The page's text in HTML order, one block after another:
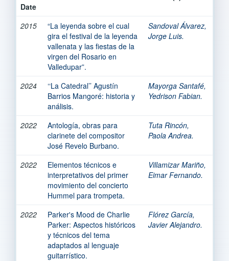
Date
2015
“La leyenda sobre el cual
gira el festival de la leyenda
vallenata y las fiestas de la
virgen del Rosario en
Valledupar”.
Sandoval Álvarez,
Jorge Luis.
2024
‘‘La Catedral’’ Agustín
Barrios Mangoré: historia y
análisis.
Mayorga Santafé,
Yedrison Fabian.
2022
Antología, obras para
clarinete del compositor
José Revelo Burbano.
Tuta Rincón,
Paola Andrea.
2022
Elementos técnicos e
interpretativos del primer
movimiento del concierto
Hummel para trompeta.
Villamizar Mariño,
Eimar Fernando.
2022
Parker's Mood de Charlie
Parker: Aspectos históricos
y técnicos del tema
adaptados al lenguaje
guitarrístico.
Flórez García,
Javier Alejandro.